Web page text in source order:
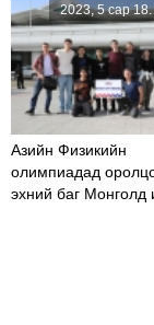
Азийн Физикийн
олимпиадад
эхний баг Монголд
2023, 5 сар